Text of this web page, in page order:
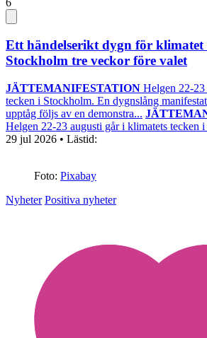
6
Ett händelserikt dygn för
Stockholm tre veckor före valet
JÄTTEMANIFESTATION Helgen 22-
tecken i Stockholm. En dygnslång
upptåg följs av en demonstra...
Helgen 22-23 augusti går i klimatets tecken
29 jul 2026 • Lästid:
Foto: Pixabay
Nyheter Positiva nyheter